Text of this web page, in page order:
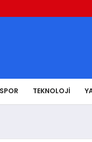
SPOR TEKNOLOJI